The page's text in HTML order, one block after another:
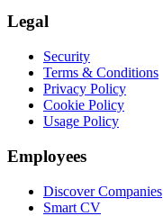
Legal
Security
Terms & Conditions
Privacy Policy
Cookie Policy
Usage Policy
Employees
Discover Companies
Smart CV